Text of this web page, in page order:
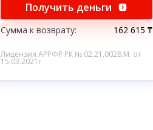
Получить деньги
Сумма к возврату: 162 615 ₸
Лицензия АРРФР РК № 02.21.0028.M. от
15.03.2021г